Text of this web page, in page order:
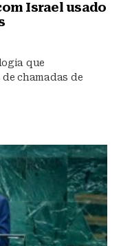
Israel usado
que
chamadas de